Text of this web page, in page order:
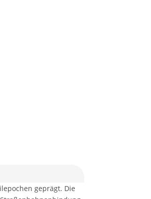
geprägt. Die